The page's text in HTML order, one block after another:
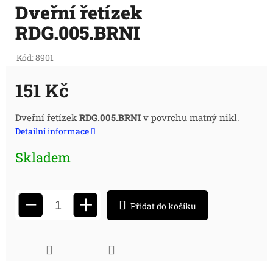
Dveřní řetízek
RDG.005.BRNI
Kód:8901
151 Kč
Měrná
cena:
Dveřní řetízek RDG.005.BRNI v povrchu matný nikl.
Detailní informace
Skladem
− + Přidat do košíku